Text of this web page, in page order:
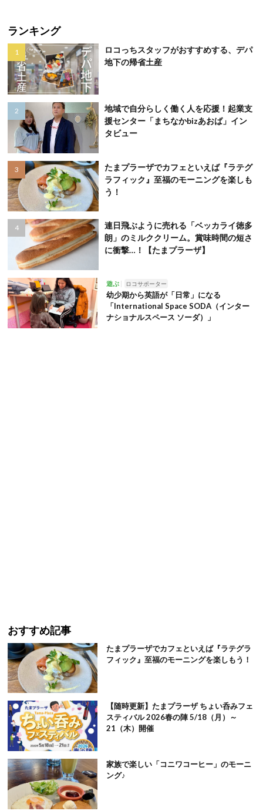
ランキング
ロコっちスタッフがおすすめする、デパ
地下の帰省土産
地域で自分らしく働く人を応援！起業支
援センター「まちなかbizあおば」イン
タビュー
たまプラーザでカフェといえば『ラテグ
ラフィック』至福のモーニングを楽しも
う！
連日飛ぶように売れる「ベッカライ徳多
朗」のミルククリーム。賞味時間の短さ
に衝撃…！【たまプラーザ】
遊ぶ ロコサポーター
幼少期から英語が「日常」になる
「International Space SODA（インター
ナショナルスペース ソーダ）」
おすすめ記事
たまプラーザでカフェといえば『ラテグラ
フィック』至福のモーニングを楽しもう！
【随時更新】たまプラーザ ちょい呑みフェ
スティバル 2026春の陣 5/18（月）～
21（木）開催
家族で楽しい「コニワコーヒー」のモーニ
ング♪